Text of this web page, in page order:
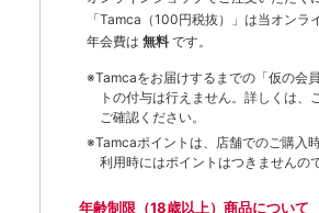
「Tamca （100円税抜）
」は当オンラ
年会費は 無料 です。
※Tamcaをお届けするまでの「仮の会
トの付与は⾏えません。詳しくは、
ご確認ください。
※Tamcaポイントは、店舗でのご購⼊
利用時にはポイントはつきませんの
年齢制限（18歳以上）商品について